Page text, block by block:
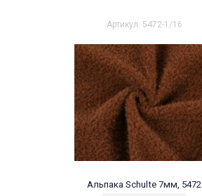
Артикул: 5472-1/16
Альпака Schulte 7мм, 5472